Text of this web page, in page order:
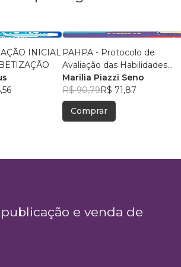
INICIAL PAHPA - Protocolo de
Avaliação das Habilidades
Preditoras da Alfabetização
Marilia Piazzi Seno
R$ 90,79R$ 71,87
Comprar
e venda de